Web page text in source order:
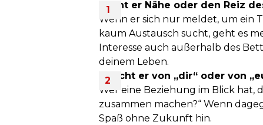
Sucht er Nähe oder den Reiz
Wenn er sich nur meldet, um ein
kaum Austausch sucht, geht es
Interesse auch außerhalb des
deinem Leben.
Spricht er von „dir“ oder von
Wer eine Beziehung im Blick hat,
zusammen machen?“ Wenn
Spaß ohne Zukunft hin.